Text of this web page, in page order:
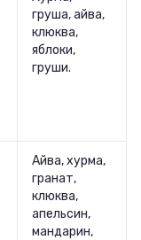
груша, айва,
клюква,
яблоки,
груши.
Айва, хурма,
гранат,
клюква,
апельсин,
мандарин,